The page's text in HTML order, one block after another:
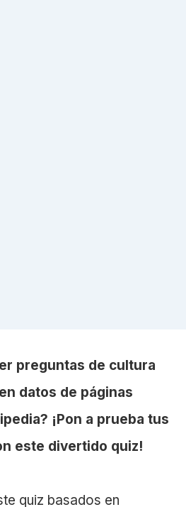
preguntas de cultura
datos de páginas
¡Pon a prueba tus
este divertido quiz!